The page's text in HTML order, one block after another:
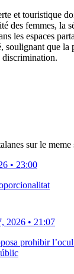
et touristique
des femmes, la
les espaces
soulignant que la
discrimination.
sur le meme
• 23:00
2026 • 21:07
prohibir